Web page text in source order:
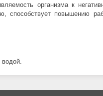
организма к
способствует повышению